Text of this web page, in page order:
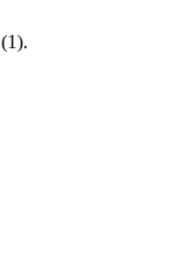
(1).